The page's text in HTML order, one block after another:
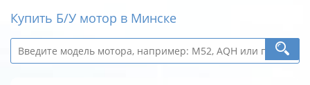
Купить Б/У мотор в Минске